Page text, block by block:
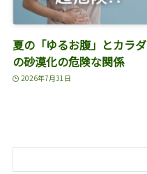
夏の「ゆるお腹」とカラダ
の砂漠化の危険な関係
2026年7月31日